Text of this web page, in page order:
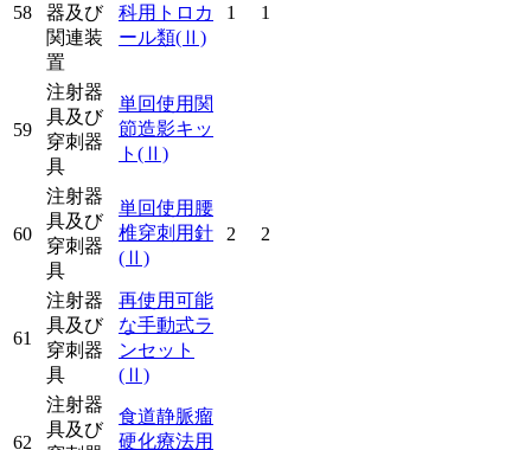
58
器及び
関連装
置
科用トロカ
ール類(Ⅱ)
1 1
59
注射器
具及び
穿刺器
具
単回使用関
節造影キッ
ト (Ⅱ)
60
注射器
具及び
穿刺器
具
単回使用腰
椎穿刺用針
(Ⅱ)
2 2
61
注射器
具及び
穿刺器
具
再使用可能
な手動式ラ
ンセット
(Ⅱ)
62
注射器
具及び
食道静脈瘤
硬化療法用